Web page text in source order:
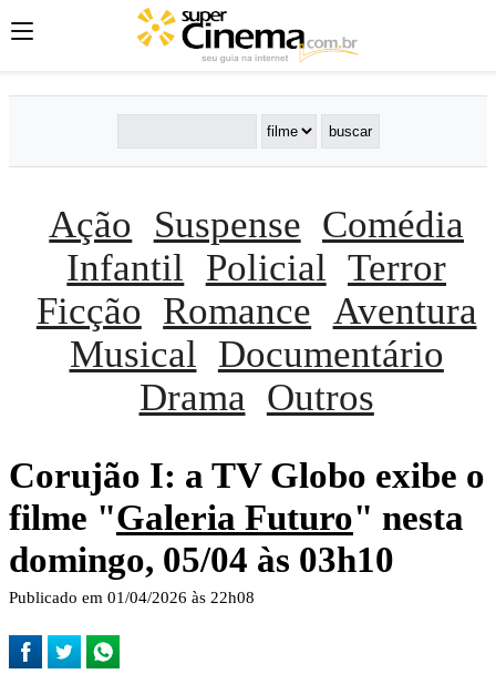
Ação Suspense Comédia
Infantil
Policial Terror
Ficção Romance Aventura
Musical
Documentário
Drama Outros
Corujão I: a TV Globo exibe o
filme "Galeria Futuro" nesta
domingo, 05/04 às 03h10
Publicado em 01/04/2026 às 22h08